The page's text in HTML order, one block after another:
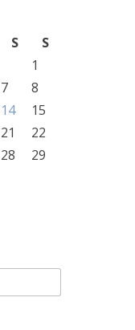
S
S
1
7
8
14
15
21
22
28
29